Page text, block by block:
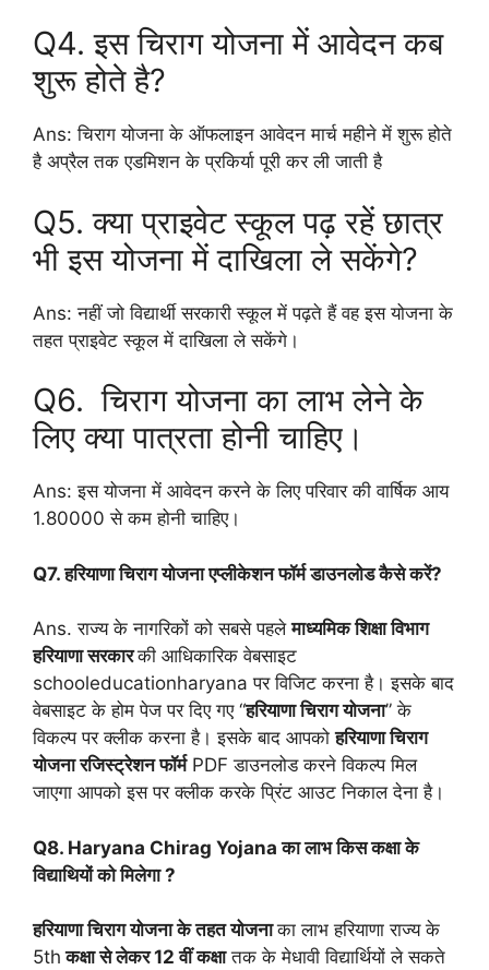
Q4. इस चिराग योजना में आवेदन कब
शुरू होते है?
Ans: चिराग योजना के ऑफलाइन आवेदन मार्च महीने में शुरू होते
है अप्रैल तक एडमिशन के प्रकिर्या पूरी कर ली जाती है
Q5. क्या प्राइवेट स्कूल पढ़ रहें छात्र
भी इस योजना में दाखिला ले सकेंगे?
Ans: नहीं जो विद्यार्थी सरकारी स्कूल में पढ़ते हैं वह इस योजना के
तहत प्राइवेट स्कूल में दाखिला ले सकेंगे।
Q6. चिराग योजना का लाभ लेने के
लिए क्या पात्रता होनी चाहिए।
Ans: इस योजना में आवेदन करने के लिए परिवार की वार्षिक आय
1.80000 से कम होनी चाहिए।
Q7. हरियाणा चिराग योजना एप्लीकेशन फॉर्म डाउनलोड कैसे करें?
Ans. राज्य के नागरिकों को सबसे पहलेमाध्यमिक शिक्षा विभाग
हरियाणा सरकारकी आधिकारिक वेबसाइट
schooleducationharyana पर विजिट करना है। इसके बाद
वेबसाइट के होम पेज पर दिए गए “हरियाणा चिराग योजना” के
विकल्प पर क्लीक करना है। इसके बाद आपकोहरियाणा चिराग
योजनारजिस्ट्रेशन फॉर्मPDF डाउनलोड करने विकल्प मिल
जाएगा आपको इस पर क्लीक करके प्रिंट आउट निकाल देना है।
Q8. Haryana Chirag Yojana का लाभ किस कक्षा के
विद्याथियों को मिलेगा ?
हरियाणा चिराग योजना के तहत योजनाका लाभ हरियाणा राज्य के
5th कक्षा से लेकर 12 वीं कक्षातक के मेधावी विद्यार्थियों ले सकते